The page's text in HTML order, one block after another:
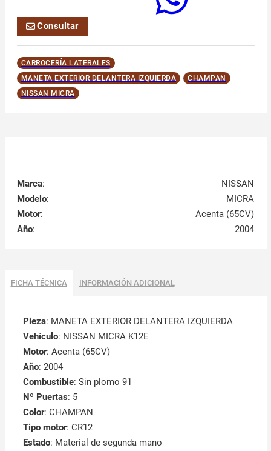
Consultar
CARROCERÍA LATERALES
MANETA EXTERIOR DELANTERA IZQUIERDA
CHAMPAN
NISSAN MICRA
Marca:
NISSAN
Modelo:
MICRA
Motor:
Acenta (65CV)
Año: 2004
FICHA TÉCNICA INFORMACIÓN ADICIONAL
Pieza: MANETA EXTERIOR DELANTERA IZQUIERDA
Vehículo: NISSAN MICRA K12E
Motor: Acenta (65CV)
Año: 2004
Combustible: Sin plomo 91
Nº Puertas: 5
Color: CHAMPAN
Tipo motor: CR12
Estado: Material de segunda mano